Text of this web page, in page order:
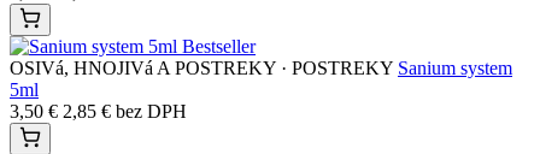
Bestseller
OSIVá, HNOJIVá A POSTREKY · POSTREKY Sanium system
5ml
3,50 € 2,85 € bez DPH